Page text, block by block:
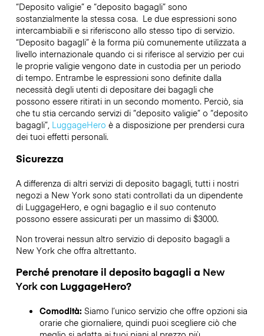
“Deposito valigie” e “deposito bagagli” sono
sostanzialmente la stessa cosa. Le due espressioni sono
intercambiabili e si riferiscono allo stesso tipo di servizio.
“Deposito bagagli” è la forma più comunemente utilizzata a
livello internazionale quando ci si riferisce al servizio per cui
le proprie valigie vengono date in custodia per un periodo
di tempo. Entrambe le espressioni sono definite dalla
necessità degli utenti di depositare dei bagagli che
possono essere ritirati in un secondo momento. Perciò, sia
che tu stia cercando servizi di “deposito valigie” o “deposito
bagagli”,LuggageHero è a disposizione per prendersi cura
dei tuoi effetti personali.
Sicurezza
A differenza di altri servizi di deposito bagagli, tutti i nostri
negozi a New Yorksono stati controllati da un dipendente
di LuggageHero, e ogni bagaglio e il suo contenuto
possono essere assicurati per un massimo di $3000.
Non troverai nessun altro servizio di deposito bagagli a
New Yorkche offra altrettanto.
Perché prenotare il deposito bagagli a New
Yorkcon LuggageHero?
Comodità: Siamo l’unico servizio che offre opzioni sia
orarie che giornaliere, quindi puoi scegliere ciò che